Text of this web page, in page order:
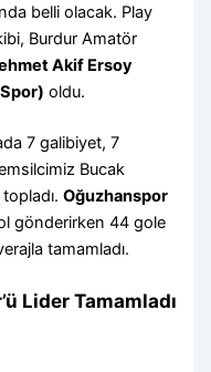
belli olacak. Play
Burdur Amatör
Akif Ersoy
oldu.
7 galibiyet, 7
Bucak
Oğuzhanspor
gönderirken 44 gole
tamamladı.
Lider Tamamladı